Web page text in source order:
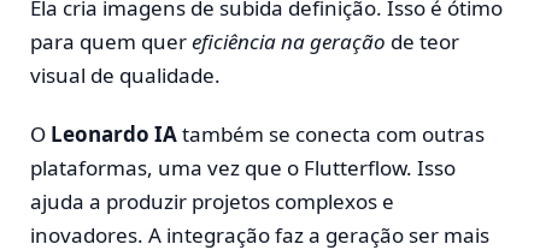
Ela cria imagens de subida definição. Isso é ótimo
para quem quereficiência na geração de teor
visual de qualidade.
O Leonardo IAtambém se conecta com outras
plataformas, uma vez que o Flutterflow. Isso
ajuda a produzir projetos complexos e
inovadores. A integração faz a geração ser mais